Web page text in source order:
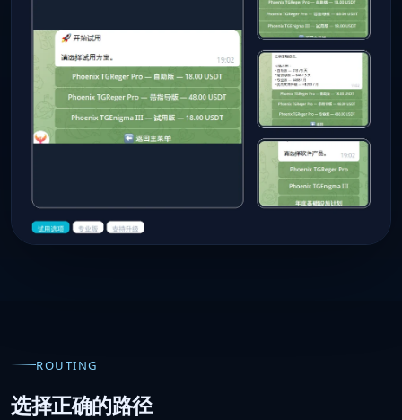
ROUTING
选择正确的路径